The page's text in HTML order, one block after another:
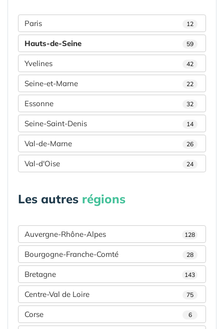
Paris 12
Hauts-de-Seine 59
Yvelines 42
Seine-et-Marne 22
Essonne 32
Seine-Saint-Denis 14
Val-de-Marne 26
Val-d'Oise 24
Les autres régions
Auvergne-Rhône-Alpes 128
Bourgogne-Franche-Comté 28
Bretagne 143
Centre-Val de Loire 75
Corse 6